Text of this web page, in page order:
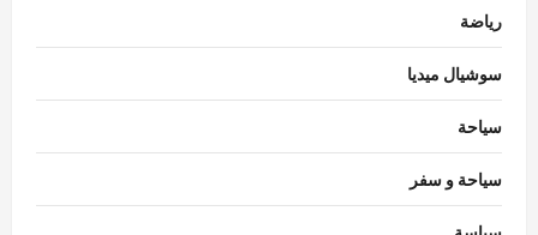
رياضة
سوشيال ميديا
سياحة
سياحة و سفر